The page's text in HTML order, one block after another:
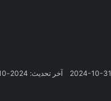
2024-10-31 آخر تحديث: 2024-10-31